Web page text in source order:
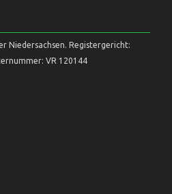
Niedersachsen. Registergericht:
VR 120144